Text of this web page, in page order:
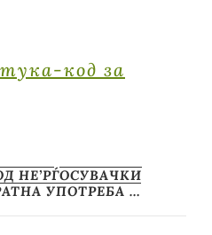
код за
НЕ’РЃОСУВАЧКИ
УПОТРЕБА …